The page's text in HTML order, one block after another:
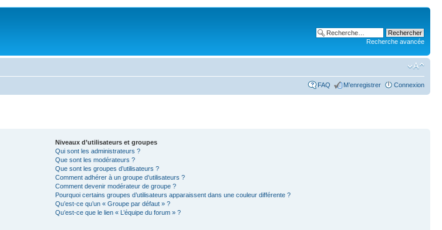
Recherche avancée
FAQ M’enregistrer Connexion
Niveaux d’utilisateurs et groupes
Qui sont les administrateurs ?
Que sont les modérateurs ?
Que sont les groupes d’utilisateurs ?
Comment adhérer à un groupe d’utilisateurs ?
Comment devenir modérateur de groupe ?
Pourquoi certains groupes d’utilisateurs apparaissent dans une couleur différente ?
Qu’est-ce qu’un « Groupe par défaut » ?
Qu’est-ce que le lien « L’équipe du forum » ?